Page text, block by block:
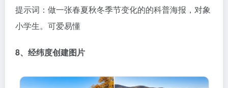
提示词：做一张春夏秋冬季节变化的的科普海报，对象
小学生。可爱易懂
8、经纬度创建图片